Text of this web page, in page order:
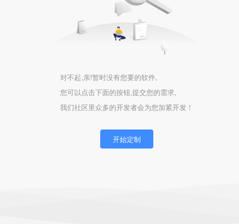
对不起,亲!暂时没有您要的软件,
您可以点击下面的按钮,提交您的需求,
我们社区里众多的开发者会为您加紧开发！
开始定制